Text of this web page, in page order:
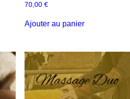
70,00 €
Ajouter au panier